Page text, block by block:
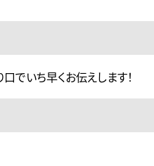
でいち早くお伝えします！